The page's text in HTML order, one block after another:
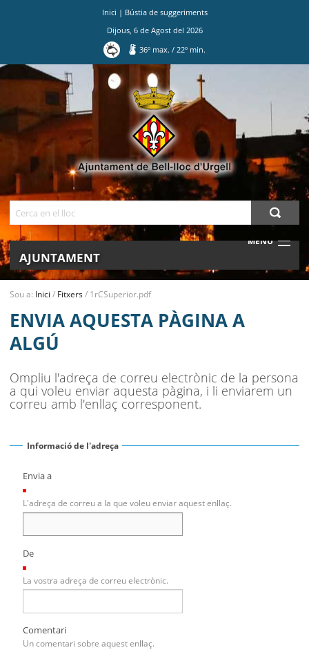
Inici | Bústia de suggeriments
Dijous, 6de Agostdel 2026
36º max./ 22º min.
MENU
AJUNTAMENT
SEU ELECTRÒNICA
BELL-LLOC SOLUCIONA
Sou a: Inici / Fitxers/ 1rCSuperior.pdf
ENVIA AQUESTA PÀGINA A
ALGÚ
Ompliu l'adreça de correu electrònic de la persona
a qui voleu enviar aquesta pàgina, i li enviarem un
correu amb l'enllaç corresponent.
Informació de l'adreça
Envia a
L'adreça de correu a la que voleu enviar aquest enllaç.
De
La vostra adreça de correu electrònic.
Comentari
Un comentari sobre aquest enllaç.